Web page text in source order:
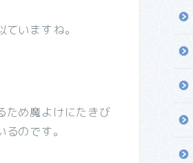
いますね。
ため魔よけにたきび
のです。